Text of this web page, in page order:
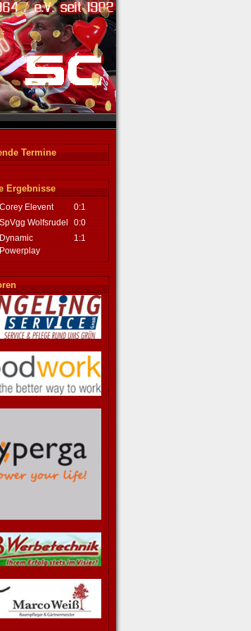
Termine
Ergebnisse
Corey Elevent
0:1
SpVgg Wolfsrudel
0:0
Dynamic
Powerplay
1:1